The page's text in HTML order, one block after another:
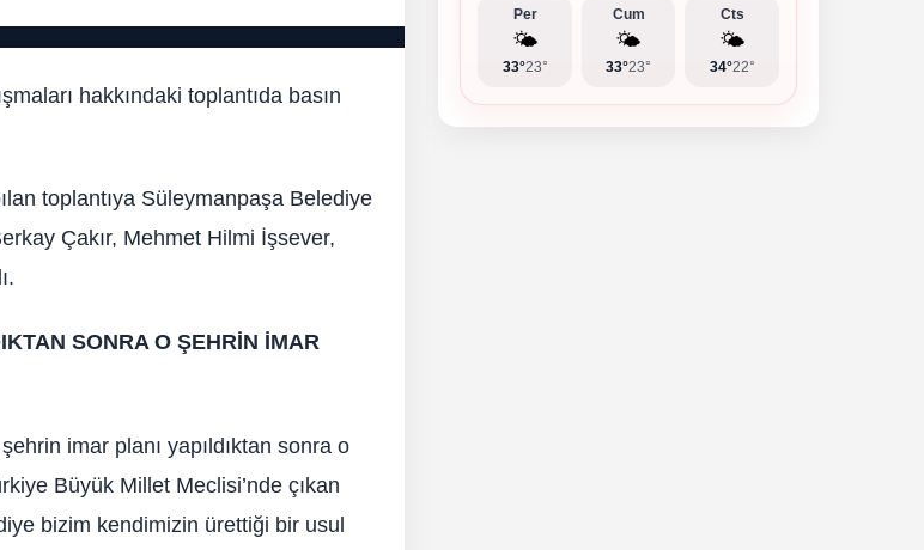
hakkındaki toplantıda basın
toplantıya Süleymanpaşa Belediye
Çakır, Mehmet Hilmi İşsever,
SONRA O ŞEHRİN İMAR
imar planı yapıldıktan sonra o
Büyük Millet Meclisi’nde çıkan
bizim kendimizin ürettiği bir usul
Per
🌤️
33°23°
Cum
🌤️
33°23°
Cts
🌤️
34°22°